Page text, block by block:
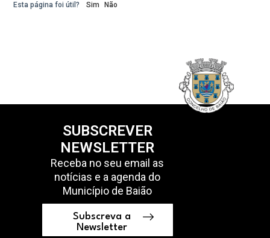
Esta página foi útil? Sim Não
SUBSCREVER
NEWSLETTER
Receba no seu email as
notícias e a agenda do
Município de Baião
Subscreva a
Newsletter